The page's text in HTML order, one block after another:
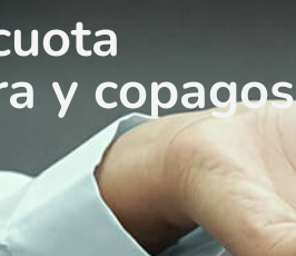
y copagos